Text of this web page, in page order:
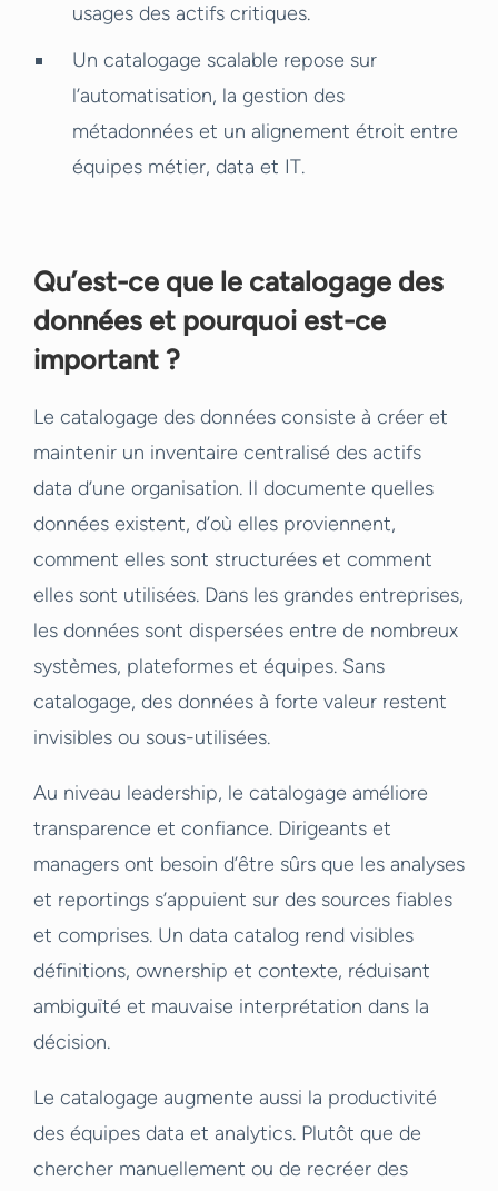
usages des actifs critiques.
Un catalogage scalable repose sur
l’automatisation, la gestion des
métadonnées et un alignement étroit entre
équipes métier, data et IT.
Qu’est-ce que le catalogage des
données et pourquoi est-ce
important ?
Le catalogage des données consiste à créer et
maintenir un inventaire centralisé des actifs
data d’une organisation. Il documente quelles
données existent, d’où elles proviennent,
comment elles sont structurées et comment
elles sont utilisées. Dans les grandes entreprises,
les données sont dispersées entre de nombreux
systèmes, plateformes et équipes. Sans
catalogage, des données à forte valeur restent
invisibles ou sous-utilisées.
Au niveau leadership, le catalogage améliore
transparence et confiance. Dirigeants et
managers ont besoin d’être sûrs que les analyses
et reportings s’appuient sur des sources fiables
et comprises. Un data catalog rend visibles
définitions, ownership et contexte, réduisant
ambiguïté et mauvaise interprétation dans la
décision.
Le catalogage augmente aussi la productivité
des équipes data et analytics. Plutôt que de
chercher manuellement ou de recréer des